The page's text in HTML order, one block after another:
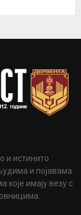
и истинито
и појавама
које имају везу с